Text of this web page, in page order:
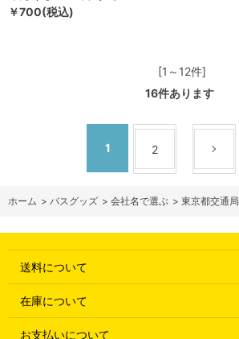
￥700(税込)
[1～12件]
16件あります
1 2
ホーム > バスグッズ > 会社名で選ぶ > 東京都交通局
送料について
在庫について
お支払いについて